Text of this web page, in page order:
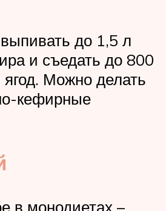
до 1,5 л
и съедать до 800
Можно делать
кефирные
в монодиетах –